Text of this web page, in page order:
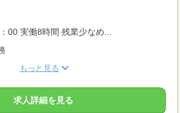
00 実働8時間 残業少なめ...
もっと見る
求人詳細を見る